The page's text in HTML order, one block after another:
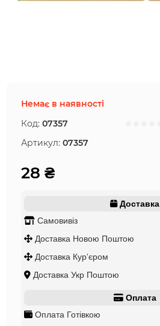
Немає в наявності
Код: 07357
Артикул: 07357
28 ₴
Доставка
Самовивіз
Доставка Новою Поштою
Доставка Курʼєром
Доставка Укр Поштою
Оплата
Оплата Готівкою